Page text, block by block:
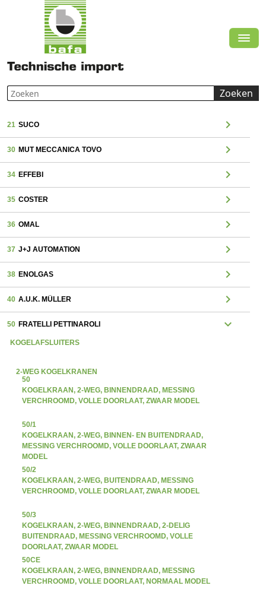
Zoeken
21 SUCO chevron_right
30 MUT MECCANICA TOVO chevron_right
34 EFFEBI chevron_right
35 COSTER chevron_right
36 OMAL chevron_right
37 J+J AUTOMATION chevron_right
38 ENOLGAS chevron_right
40 A.U.K. MÜLLER chevron_right
50 FRATELLI PETTINAROLI expand_more
KOGELAFSLUITERS
2-WEG KOGELKRANEN
50
KOGELKRAAN, 2-WEG, BINNENDRAAD, MESSING
VERCHROOMD, VOLLE DOORLAAT, ZWAAR MODEL
50/1
KOGELKRAAN, 2-WEG, BINNEN- EN BUITENDRAAD,
MESSING VERCHROOMD, VOLLE DOORLAAT, ZWAAR
MODEL
50/2
KOGELKRAAN, 2-WEG, BUITENDRAAD, MESSING
VERCHROOMD, VOLLE DOORLAAT, ZWAAR MODEL
50/3
KOGELKRAAN, 2-WEG, BINNENDRAAD, 2-DELIG
BUITENDRAAD, MESSING VERCHROOMD, VOLLE
DOORLAAT, ZWAAR MODEL
50CE
KOGELKRAAN, 2-WEG, BINNENDRAAD, MESSING
VERCHROOMD, VOLLE DOORLAAT, NORMAAL MODEL